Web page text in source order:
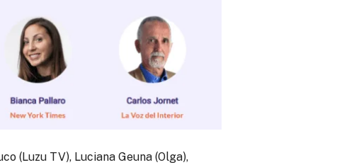
(Luzu TV), Luciana Geuna (Olga),